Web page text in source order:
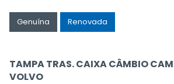
Genuína Renovada
TAMPA TRAS. CAIXA CÂMBIO
VOLVO